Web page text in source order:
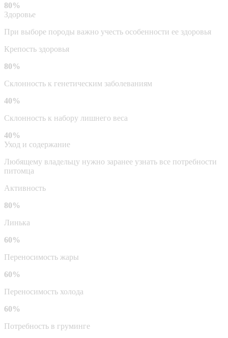
80%
Здоровье
При выборе породы важно учесть особенности ее здоровья
Крепость здоровья
80%
Склонность к генетическим заболеваниям
40%
Склонность к набору лишнего веса
40%
Уход и содержание
Любящему владельцу нужно заранее узнать все потребности
питомца
Активность
80%
Линька
60%
Переносимость жары
60%
Переносимость холода
60%
Потребность в груминге